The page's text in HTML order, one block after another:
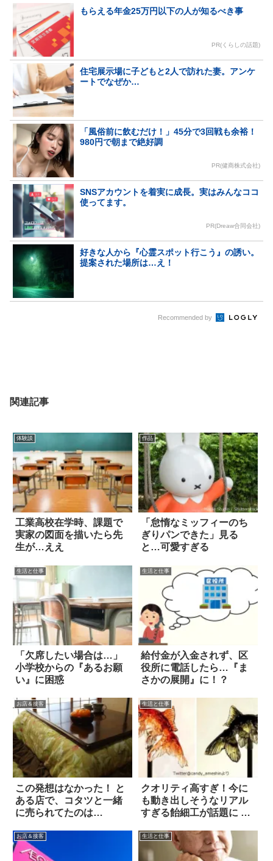
もらえる年金25万円以下の人が知るべき事
PR(くらしの話題)
住宅展示場に子どもと2人で訪れた妻。アンケ
ートでなぜか…
「風俗前に飲むだけ！」45分で3回戦も余裕！
980円で朝まで絶好調
PR(健商株式会社)
SNSアカウントを着実に成長。実はみんなココ
使ってます。
PR(Dreaw合同会社)
好きな人から『心霊スポット行こう』の誘い。
提案された場所は…え！
Recommended by
関連記事
体験談
工業高校在学時、課題で
実家の図面を描いたら先
生が…ええ
作品
「怠惰なミッフィーのち
ぎりパンできた」見る
と…可愛すぎる
生活と仕事
「欠席したい場合は…」
小学校からの『あるお願
い』に困惑
生活と仕事
給付金が入金されず、区
役所に電話したら…『ま
さかの展開』に！？
お店＆接客
この発想はなかった！ と
ある店で、コタツと一緒
に売られてたのは…
生活と仕事
クオリティ高すぎ！今に
も動き出しそうなリアル
すぎる飴細工が話題に 8
お店＆接客 生活と仕事